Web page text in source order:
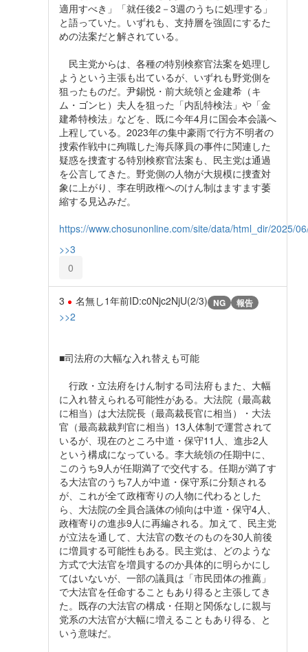
適用すべき」「就任後2－3週のうちに処理する」
と語っていた。いずれも、支持層を強固にするた
めの法案だと解されている。
民主党からは、各種の特別検察官法案を処理し
ようという主張も出ているが、いずれも野党側を
狙ったものだ。尹錫悦・前大統領と金建希（キ
ム・ゴンヒ）夫人を狙った「内乱特検法」や「金
建希特検法」などを、既に今年4月に国会本会議へ
上程している。2023年の集中豪雨で行方不明者の
捜索作戦中に殉職した海兵隊員の事件に関連した
疑惑を捜査する特別検察官法案も、民主党は通過
を公言してきた。野党側の人物が大規模に捜査対
象に上がり、李在明政権へのけん制はますます萎
縮する見込みだ。
https://www.chosunonline.com/site/data/html_dir/2025/
>>3
0
3 名無し1年前ID:c0Njc2NjU(2/3) NG 報告
>>2
■司法府の大幅な入れ替えも可能
行政・立法府をけん制する司法府もまた、大幅
に入れ替えられる可能性がある。大法院（最高裁
に相当）は大法院長（最高裁長官に相当）・大法
官（最高裁裁判官に相当）13人体制で運営されて
いるが、現在のところ中道・保守11人、進歩2人
という構成になっている。李大統領の任期中に、
このうち9人が任期満了で交代する。任期が満了す
る大法官のうち7人が中道・保守系に分類される
が、これが全て政権寄りの人物に代わるとした
ら、大法院の全員合議体の傾向は中道・保守4人、
政権寄りの進歩9人に再編される。加えて、民主党
が立法を通して、大法官の数そのものを30人前後
に増員する可能性もある。民主党は、どのような
方式で大法官を増員するのか具体的に明らかにし
てはいないが、一部の議員は「市民団体の推薦」
で大法官を任命することもあり得ると主張してき
た。既存の大法官の構成・任期と関係なしに親与
党系の大法官が大幅に増えることもあり得る、と
いう意味だ。